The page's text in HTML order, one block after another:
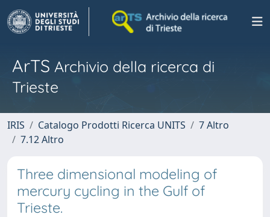
ArTS Archivio della ricerca di
Trieste
IRIS Catalogo Prodotti Ricerca UNITS
7 Altro
7.12 Altro
Three dimensional modeling of
mercury cycling in the Gulf of
Trieste.